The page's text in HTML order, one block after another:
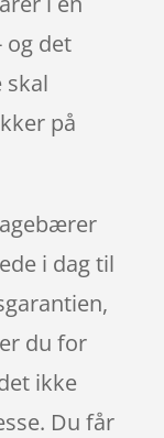
og det
skal
på
i dag til
du for
ikke
Du får